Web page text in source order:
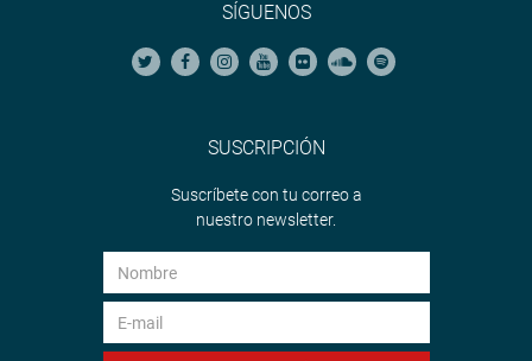
SÍGUENOS
SUSCRIPCIÓN
Suscríbete con tu correo a
nuestro newsletter.